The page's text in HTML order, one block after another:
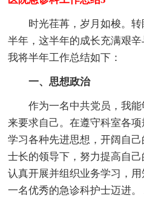
时光荏苒，岁月如梭。
半年，这半年的成长充满艰
我将半年工作总结如下：
一、思想政治
作为一名中共党员，我
来要求自己。在遵守科室各
学习各种先进思想，开阔自
士长的领导下，努力提高自己
认真开展并组织业务学习，
一名优秀的急诊科护士迈进